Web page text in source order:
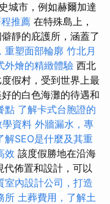
城市，例如赫爾加達
推薦 在特殊島上，
靜的庇護所，涵蓋了
重塑面部輪廓 竹北月
外燴的精緻體驗 西北
假村，受到世界上最
的白色海灘的待遇和
點 了解卡式台胞證的
資料 外牆漏水，專
解SEO是什麼及其重
效 該度假勝地在沿海
佈置和設計，可以
室內設計公司，打造
所 土葬費用，了解土